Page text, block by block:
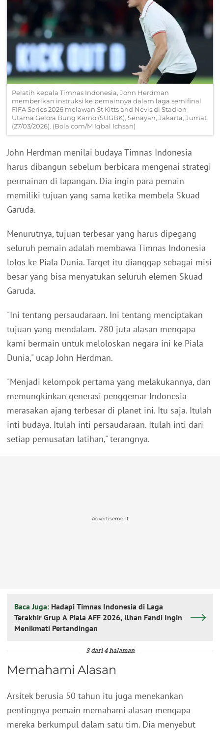
Pelatih kepala Timnas Indonesia, John Herdman
memberikan instruksi ke pemainnya dalam laga semifinal
FIFA Series 2026 melawan St Kitts and Nevis di Stadion
Utama Gelora Bung Karno (SUGBK), Senayan, Jakarta, Jumat
(27/03/2026). (Bola.com/M Iqbal Ichsan)
John Herdman menilai budaya Timnas Indonesia
harus dibangun sebelum berbicara mengenai strategi
permainan di lapangan. Dia ingin para pemain
memiliki tujuan yang sama ketika membela Skuad
Garuda.
Menurutnya, tujuan terbesar yang harus dipegang
seluruh pemain adalah membawa Timnas Indonesia
lolos ke Piala Dunia. Target itu dianggap sebagai misi
besar yang bisa menyatukan seluruh elemen Skuad
Garuda.
"Ini tentang persaudaraan. Ini tentang menciptakan
tujuan yang mendalam. 280 juta alasan mengapa
kami bermain untuk meloloskan negara ini ke Piala
Dunia," ucap John Herdman.
"Menjadi kelompok pertama yang melakukannya, dan
memungkinkan generasi penggemar Indonesia
merasakan ajang terbesar di planet ini. Itu saja. Itulah
inti budaya. Itulah inti persaudaraan. Itulah inti dari
setiap pemusatan latihan," terangnya.
Advertisement
Baca Juga: Hadapi Timnas Indonesia di Laga
Terakhir Grup A Piala AFF 2026, Ilhan Fandi Ingin
Menikmati Pertandingan
3 dari 4 halaman
Memahami Alasan
Arsitek berusia 50 tahun itu juga menekankan
pentingnya pemain memahami alasan mengapa
mereka berkumpul dalam satu tim. Dia menyebut